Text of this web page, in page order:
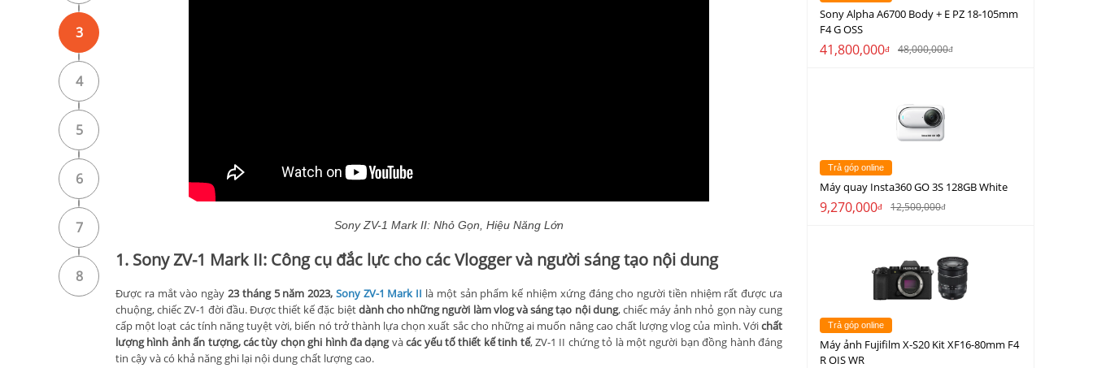
3
4
5
6
7
8
Sony ZV-1 Mark II: Nhỏ Gọn, Hiệu Năng Lớn
1. Sony ZV-1 Mark II: Công cụ đắc lực cho các Vlogger và người sáng tạo nội dung
Được ra mắt vào ngày 23 tháng 5 năm 2023, Sony ZV-1 Mark II là một sản phẩm kế nhiệm xứng đáng cho người tiền nhiệm rất được ưa
chuộng, chiếc ZV-1 đời đầu. Được thiết kế đặc biệtdành cho những người làm vlog và sáng tạo nội dung, chiếc máy ảnh nhỏ gọn này cung
cấp một loạt các tính năng tuyệt vời, biến nó trở thành lựa chọn xuất sắc cho những ai muốn nâng cao chất lượng vlog của mình. Vớichất
lượng hình ảnh ấn tượng, các tùy chọn ghi hình đa dạngvàcác yếu tố thiết kế tinh tế, ZV-1 II chứng tỏ là một người bạn đồng hành đáng
tin cậy và có khả năng ghi lại nội dung chất lượng cao.
Sony Alpha A6700 Body + E PZ 18-105mm
F4 G OSS
41,800,000đ 48,000,000đ
Trả góp online
Máy quay Insta360 GO 3S 128GB White
9,270,000đ 12,500,000đ
Trả góp online
Máy ảnh Fujifilm X-S20 Kit XF16-80mm F4
R OIS WR